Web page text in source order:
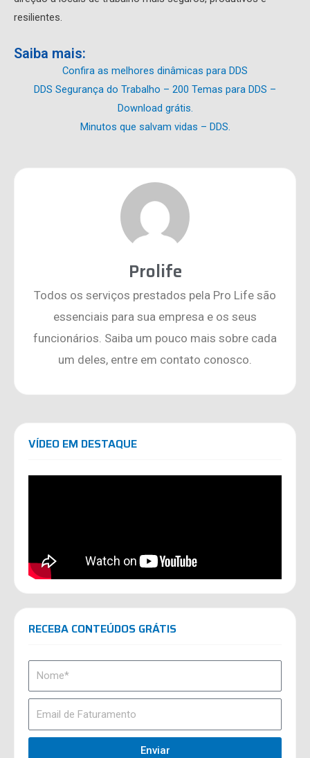
resilientes.
Saiba mais:
Confira as melhores dinâmicas para DDS
DDS Segurança do Trabalho – 200 Temas para DDS –
Download grátis.
Minutos que salvam vidas – DDS.
Prolife
Todos os serviços prestados pela Pro Life são
essenciais para sua empresa e os seus
funcionários. Saiba um pouco mais sobre cada
um deles, entre em contato conosco.
VÍDEO EM DESTAQUE
RECEBA CONTEÚDOS GRÁTIS
Enviar